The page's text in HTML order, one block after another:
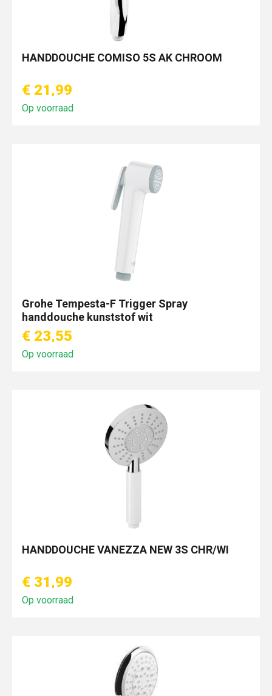
HANDDOUCHE COMISO 5S AK CHROOM
€ 21,99
Op voorraad
Grohe Tempesta-F Trigger Spray
handdouche kunststof wit
€ 23,55
Op voorraad
HANDDOUCHE VANEZZA NEW 3S CHR/WI
€ 31,99
Op voorraad